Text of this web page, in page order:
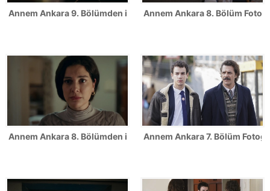
Annem Ankara 9. Bölümden ilk kareler!Annem Ankara 8. Bölüm
Annem Ankara 8. Bölümden ilk kareler!Annem Ankara 7. Bölüm